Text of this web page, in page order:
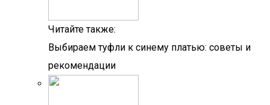
Читайте также:
Выбираем туфли к синему платью: советы и
рекомендации